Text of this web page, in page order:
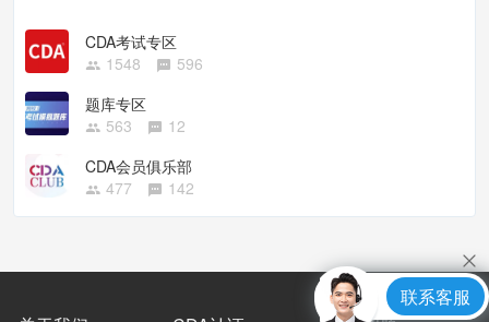
CDA考试专区
1548
596
题库专区
563
12
CDA会员俱乐部
477
142
联系客服